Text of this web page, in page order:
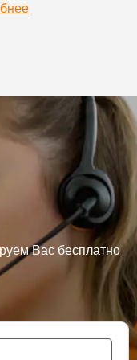
Вас бесплатно